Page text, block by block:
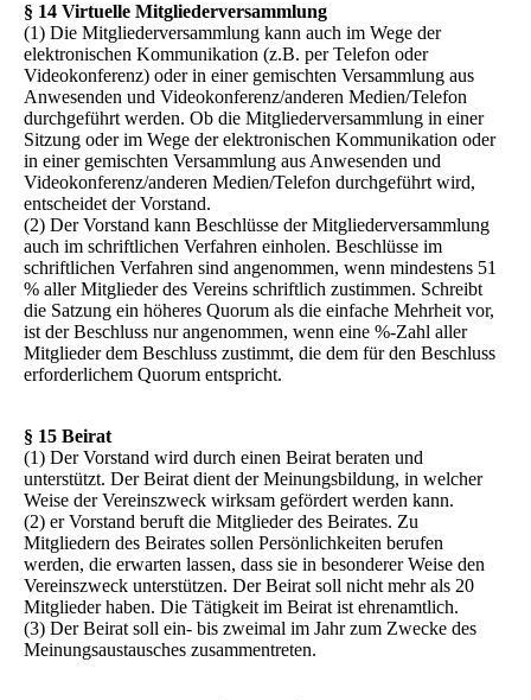
§ 14 Virtuelle Mitgliederversammlung
(1) Die Mitgliederversammlung kann auch im Wege der
elektronischen Kommunikation (z.B. per Telefon oder
Videokonferenz) oder in einer gemischten Versammlung aus
Anwesenden und Videokonferenz/anderen Medien/Telefon
durchgeführt werden. Ob die Mitgliederversammlung in einer
Sitzung oder im Wege der elektronischen Kommunikation oder
in einer gemischten Versammlung aus Anwesenden und
Videokonferenz/anderen Medien/Telefon durchgeführt wird,
entscheidet der Vorstand.
(2) Der Vorstand kann Beschlüsse der Mitgliederversammlung
auch im schriftlichen Verfahren einholen. Beschlüsse im
schriftlichen Verfahren sind angenommen, wenn mindestens 51
% aller Mitglieder des Vereins schriftlich zustimmen. Schreibt
die Satzung ein höheres Quorum als die einfache Mehrheit vor,
ist der Beschluss nur angenommen, wenn eine %-Zahl aller
Mitglieder dem Beschluss zustimmt, die dem für den Beschluss
erforderlichem Quorum entspricht.
§ 15 Beirat
(1) Der Vorstand wird durch einen Beirat beraten und
unterstützt. Der Beirat dient der Meinungsbildung, in welcher
Weise der Vereinszweck wirksam gefördert werden kann.
(2) er Vorstand beruft die Mitglieder des Beirates. Zu
Mitgliedern des Beirates sollen Persönlichkeiten berufen
werden, die erwarten lassen, dass sie in besonderer Weise den
Vereinszweck unterstützen. Der Beirat soll nicht mehr als 20
Mitglieder haben. Die Tätigkeit im Beirat ist ehrenamtlich.
(3) Der Beirat soll ein- bis zweimal im Jahr zum Zwecke des
Meinungsaustausches zusammentreten.